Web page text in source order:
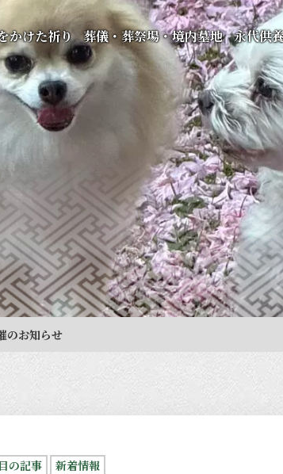
かけた祈り 葬儀・葬祭場・境内墓地 永代供
のお知らせ
の記事 新着情報